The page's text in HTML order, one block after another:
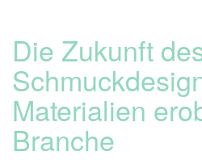
Die Zukunft
Materialien
Branche